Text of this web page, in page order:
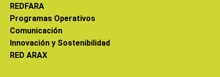
REDFARA
Programas Operativos
Comunicación
Innovación y Sostenibilidad
RED ARAX